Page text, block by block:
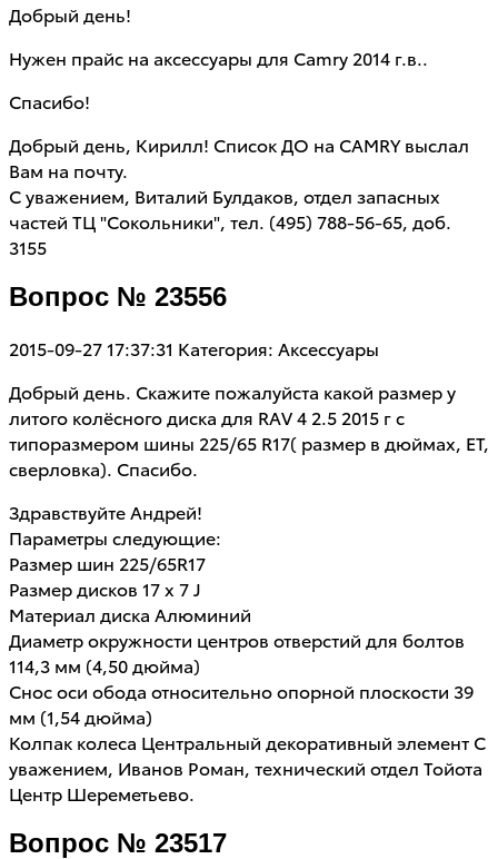
Добрый день!
Нужен прайс на аксессуары для Camry 2014 г.в..
Спасибо!
Добрый день, Кирилл! Список ДО на CAMRY выслал
Вам на почту.
С уважением, Виталий Булдаков, отдел запасных
частей ТЦ "Сокольники", тел. (495) 788-56-65, доб.
3155
Вопрос № 23556
2015-09-27 17:37:31 Категория: Аксессуары
Добрый день. Скажите пожалуйста какой размер у
литого колёсного диска для RAV 4 2.5 2015 г с
типоразмером шины 225/65 R17( размер в дюймах, ЕТ,
сверловка). Спасибо.
Здравствуйте Андрей!
Параметры следующие:
Размер шин 225/65R17
Размер дисков 17 x 7 J
Материал диска Алюминий
Диаметр окружности центров отверстий для болтов
114,3 мм (4,50 дюйма)
Снос оси обода относительно опорной плоскости 39
мм (1,54 дюйма)
Колпак колеса Центральный декоративный элемент С
уважением, Иванов Роман, технический отдел Тойота
Центр Шереметьево.
Вопрос № 23517